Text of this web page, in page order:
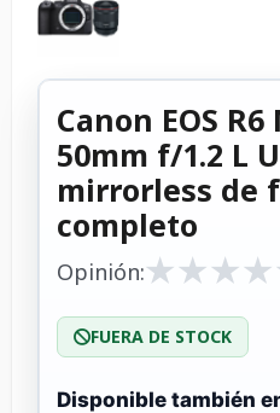
Canon EOS
50mm f/1.2 L
mirrorless de
completo
Opinión:★
★★
★★
★★
★
FUERA DE STOCK
Disponible también